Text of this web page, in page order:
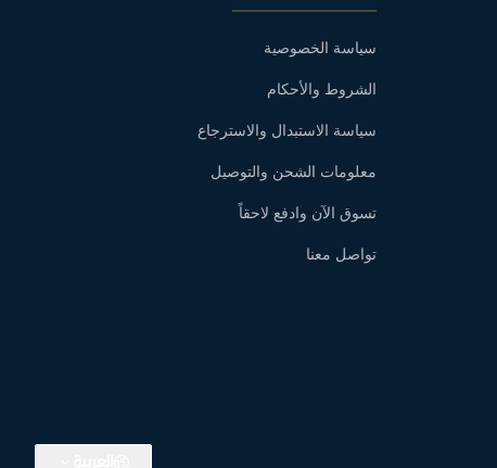
سياسة الخصوصية
الشروط والأحكام
سياسة الاستبدال والاسترجاع
معلومات الشحن والتوصيل
تسوق الآن وادفع لاحقاً
تواصل معنا